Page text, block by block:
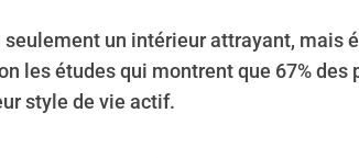
seulement un intérieur attrayant, mais
les études qui montrent que 67% des
style de vie actif.